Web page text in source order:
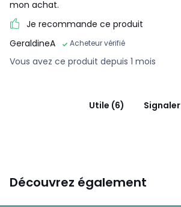
mon achat.
Je recommande ce produit
GeraldineA
Acheteur vérifié
Vous avez ce produit depuis 1 mois
Utile (6) Signaler
Découvrez également